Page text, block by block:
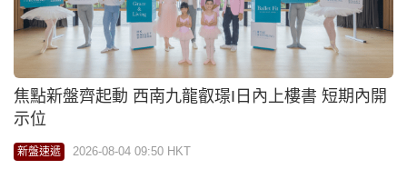
焦點新盤齊起動 西南九龍叡璟I日內上樓書 短期內開
示位
新盤速遞 2026-08-04 09:50 HKT